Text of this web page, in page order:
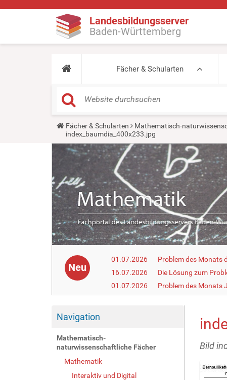
Landesbildungsserver
Baden-Württemberg
Fächer & Schularten
Y
u
e
r
e
:
Fächer & Schularten Mathematisch-
index_baumdia_400x233.jpg
Neu
01.07.2026
Problem des Monats
16.07.2026
Die Lösung zum
01.07.2026
Problem des Monats
Navigation
Mathematisch-
naturwissenschaftliche Fächer
Mathematik
Interaktiv und Digital
Bild